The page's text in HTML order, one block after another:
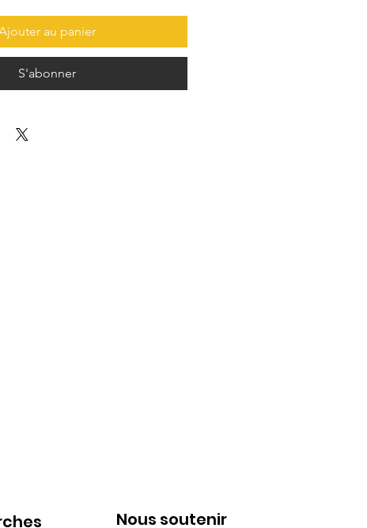
au panier
S'abonner
Nous soutenir